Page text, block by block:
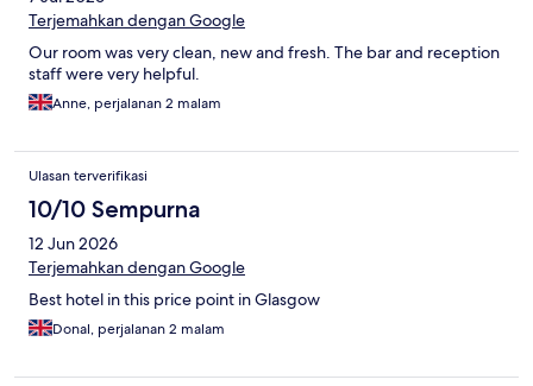
Terjemahkan dengan Google
Our room was very clean, new and fresh. The bar and reception
staff were very helpful.
Anne, perjalanan 2 malam
Ulasan terverifikasi
10/10 Sempurna
12 Jun 2026
Terjemahkan dengan Google
Best hotel in this price point in Glasgow
Donal, perjalanan 2 malam